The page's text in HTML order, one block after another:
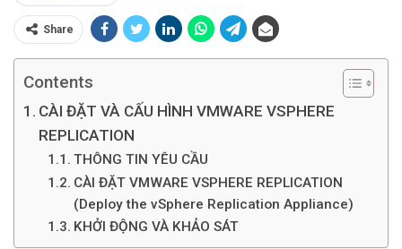
Share
Contents
CÀI ĐẶT VÀ CẤU HÌNH VMWARE VSPHERE
REPLICATION
THÔNG TIN YÊU CẦU
CÀI ĐẶT VMWARE VSPHERE REPLICATION
(Deploy the vSphere Replication Appliance)
KHỞI ĐỘNG VÀ KHẢO SÁT